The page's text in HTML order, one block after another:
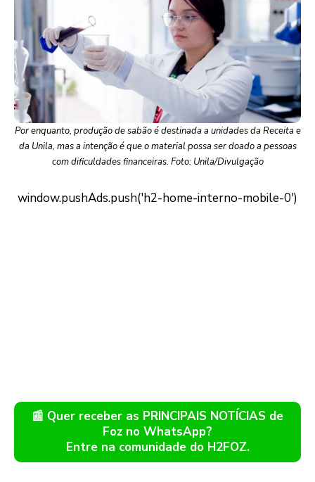
Por enquanto, produção de sabão é destinada a unidades da Receita e
da Unila, mas a intenção é que o material possa ser doado a pessoas
com dificuldades financeiras. Foto: Unila/Divulgação
📰 Quer receber as PRINCIPAIS NOTÍCIAS de
Foz no WhatsApp?
Entre na comunidade do H2FOZ.